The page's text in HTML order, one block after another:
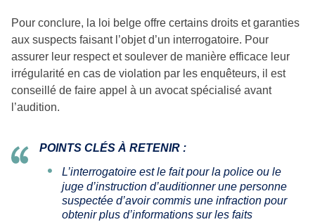
Pour conclure, la loi belge offre certains droits et garanties
aux suspects faisant l’objet d’un interrogatoire. Pour
assurer leur respect et soulever de manière efficace leur
irrégularité en cas de violation par les enquêteurs, il est
conseillé de faire appel à un avocat spécialisé avant
l’audition.
POINTS CLÉS À RETENIR :
L’interrogatoire est le fait pour la police ou le
juge d’instruction d’auditionner une personne
suspectée d’avoir commis une infraction pour
obtenir plus d’informations sur les faits